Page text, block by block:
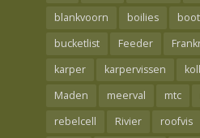
blankvoorn
boilies
bucketlist
Feeder
karper
karpervissen
Maden
meerval mtc
rebelcell
Rivier roofvis